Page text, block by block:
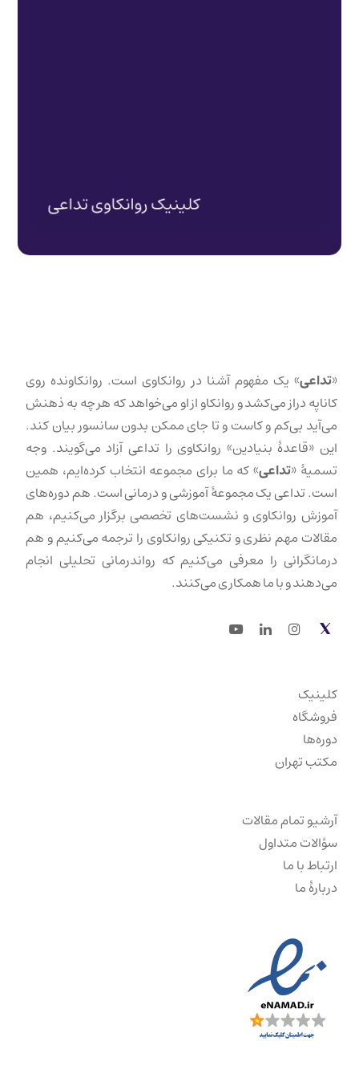
«تداعی» یک مفهوم آشنا در روانکاوی است. روانکاونده روی
کاناپه دراز می‌کشد و روانکاو از او می‌خواهد که هر چه به ذهنش
می‌آید بی‌کم و کاست و تا جای ممکن بدون سانسور بیان کند.
این «قاعدهٔ بنیادین» روانکاوی را تداعی آزاد می‌گویند. وجه
تسمیهٔ «تداعی» که ما برای مجموعه انتخاب کرده‌ایم، همین
است. تداعی یک مجموعهٔ آموزشی و درمانی است. هم دوره‌های
آموزش روانکاوی و نشست‌های تخصصی برگزار می‌کنیم، هم
مقالات مهم نظری و تکنیکی روانکاوی را ترجمه می‌کنیم و هم
درمانگرانی را معرفی می‌کنیم که رواندرمانی تحلیلی انجام
می‌دهند و با ما همکاری می‌کنند.
Twitter
Instagram
LinkedIn
Youtube
کلینیک
فروشگاه
دوره‌ها
مکتب تهران
آرشیو تمام مقالات
سؤالات متداول
ارتباط با ما
دربارهٔ ما